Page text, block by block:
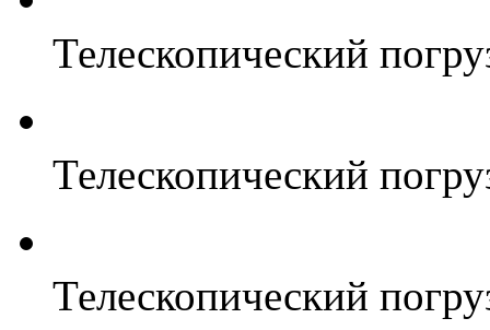
Телескопический
Телескопический
Телескопический